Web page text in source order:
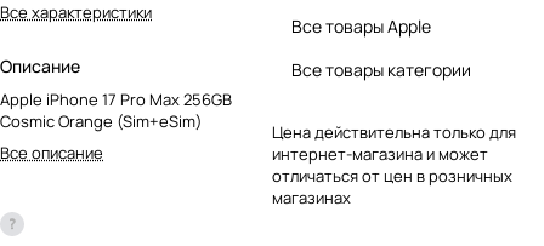
Все характеристики
Описание
Apple iPhone 17 Pro Max 256GB
Cosmic Orange (Sim+eSim)
Все описание
Все товары Apple
Все товары категории
Цена действительна только для
интернет-магазина и может
отличаться от цен в розничных
магазинах